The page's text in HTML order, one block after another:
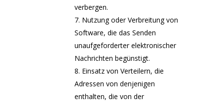
verbergen.
Nutzung oder Verbreitung von
Software, die das Senden
unaufgeforderter elektronischer
Nachrichten begünstigt.
Einsatz von Verteilern, die
Adressen von denjenigen
enthalten, die von der